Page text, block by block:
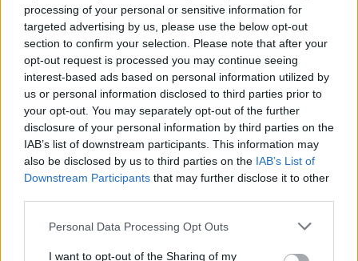
processing of your personal or sensitive information for
targeted advertising by us, please use the below opt-out
section to confirm your selection. Please note that after your
opt-out request is processed you may continue seeing
interest-based ads based on personal information utilized by
us or personal information disclosed to third parties prior to
your opt-out. You may separately opt-out of the further
disclosure of your personal information by third parties on the
IAB’s list of downstream participants. This information may
also be disclosed by us to third parties on the IAB’s List of
Downstream Participants that may further disclose it to other
Personal Data Processing Opt Outs
I want to opt-out of the Sharing of my
Navigation
de
l’article
Précédent Suivant